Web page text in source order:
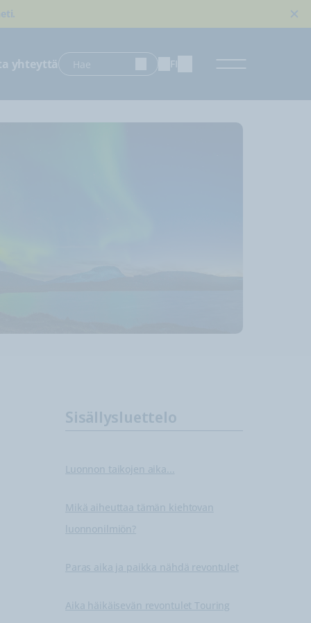
yhteyttä FI
Sisällysluettelo
Luonnon taikojen aika...
Mikä aiheuttaa tämän kiehtovan
luonnonilmiön?
Paras aika ja paikka nähdä revontulet
Aika häikäisevän revontulet Touring